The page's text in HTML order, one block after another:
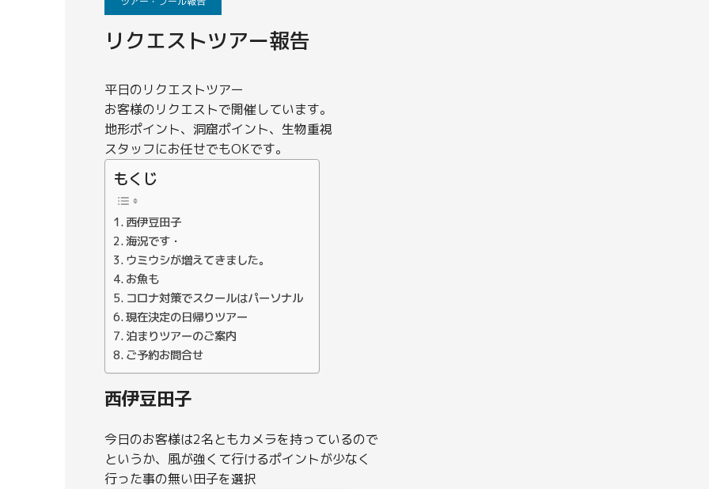
リクエストツアー報告
平日のリクエストツアー
お客様のリクエストで開催しています。
地形ポイント、洞窟ポイント、生物重視
スタッフにお任せでもOKです。
もくじ
西伊豆田子
海況です・
ウミウシが増えてきました。
お魚も
コロナ対策でスクールはパーソナル
現在決定の日帰りツアー
泊まりツアーのご案内
ご予約お問合せ
西伊豆田子
今日のお客様は2名ともカメラを持っているので
というか、風が強くて行けるポイントが少なく
行った事の無い田子を選択